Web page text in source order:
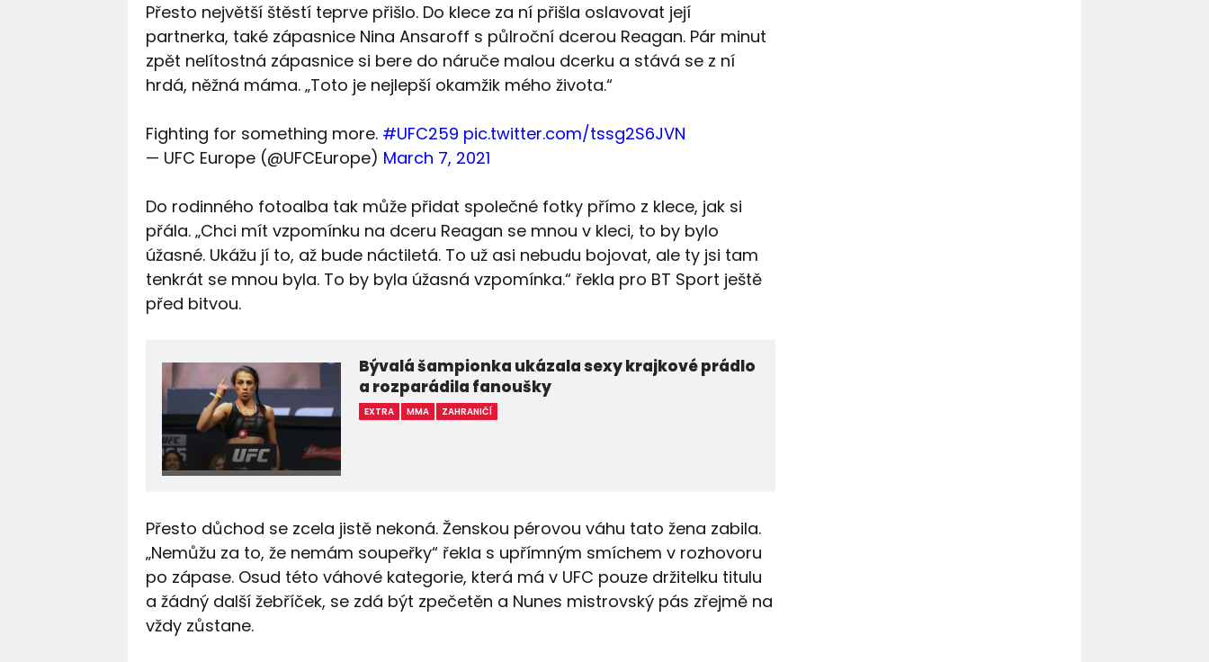
Přesto největší štěstí teprve přišlo. Do klece za ní přišla oslavovat její
partnerka, také zápasnice Nina Ansaroff s půlroční dcerou Reagan. Pár minut
zpět nelítostná zápasnice si bere do náruče malou dcerku a stává se z ní
hrdá, něžná máma. „Toto je nejlepší okamžik mého života.“
Fighting for something more. #UFC259 pic.twitter.com/tssg2S6JVN
— UFC Europe (@UFCEurope) March 7, 2021
Do rodinného fotoalba tak může přidat společné fotky přímo z klece, jak si
přála. „Chci mít vzpomínku na dceru Reagan se mnou v kleci, to by bylo
úžasné. Ukážu jí to, až bude náctiletá. To už asi nebudu bojovat, ale ty jsi tam
tenkrát se mnou byla. To by byla úžasná vzpomínka.“ řekla pro BT Sport ještě
před bitvou.
Bývalá šampionka ukázala sexy krajkové prádlo
a rozparádila fanoušky
EXTRA MMA ZAHRANIČÍ
Přesto důchod se zcela jistě nekoná. Ženskou pérovou váhu tato žena zabila.
„Nemůžu za to, že nemám soupeřky“ řekla s upřímným smíchem v rozhovoru
po zápase. Osud této váhové kategorie, která má v UFC pouze držitelku titulu
a žádný další žebříček, se zdá být zpečetěn a Nunes mistrovský pás zřejmě na
vždy zůstane.